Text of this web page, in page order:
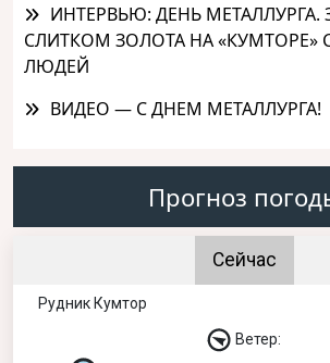
ИНТЕРВЬЮ: ДЕНЬ
СЛИТКОМ ЗОЛОТА НА «КУМТОРЕ»
ЛЮДЕЙ
ВИДЕО — С ДНЕМ МЕТАЛЛУРГА!
Прогноз
Сейчас
Рудник Кумтор
Ветер: